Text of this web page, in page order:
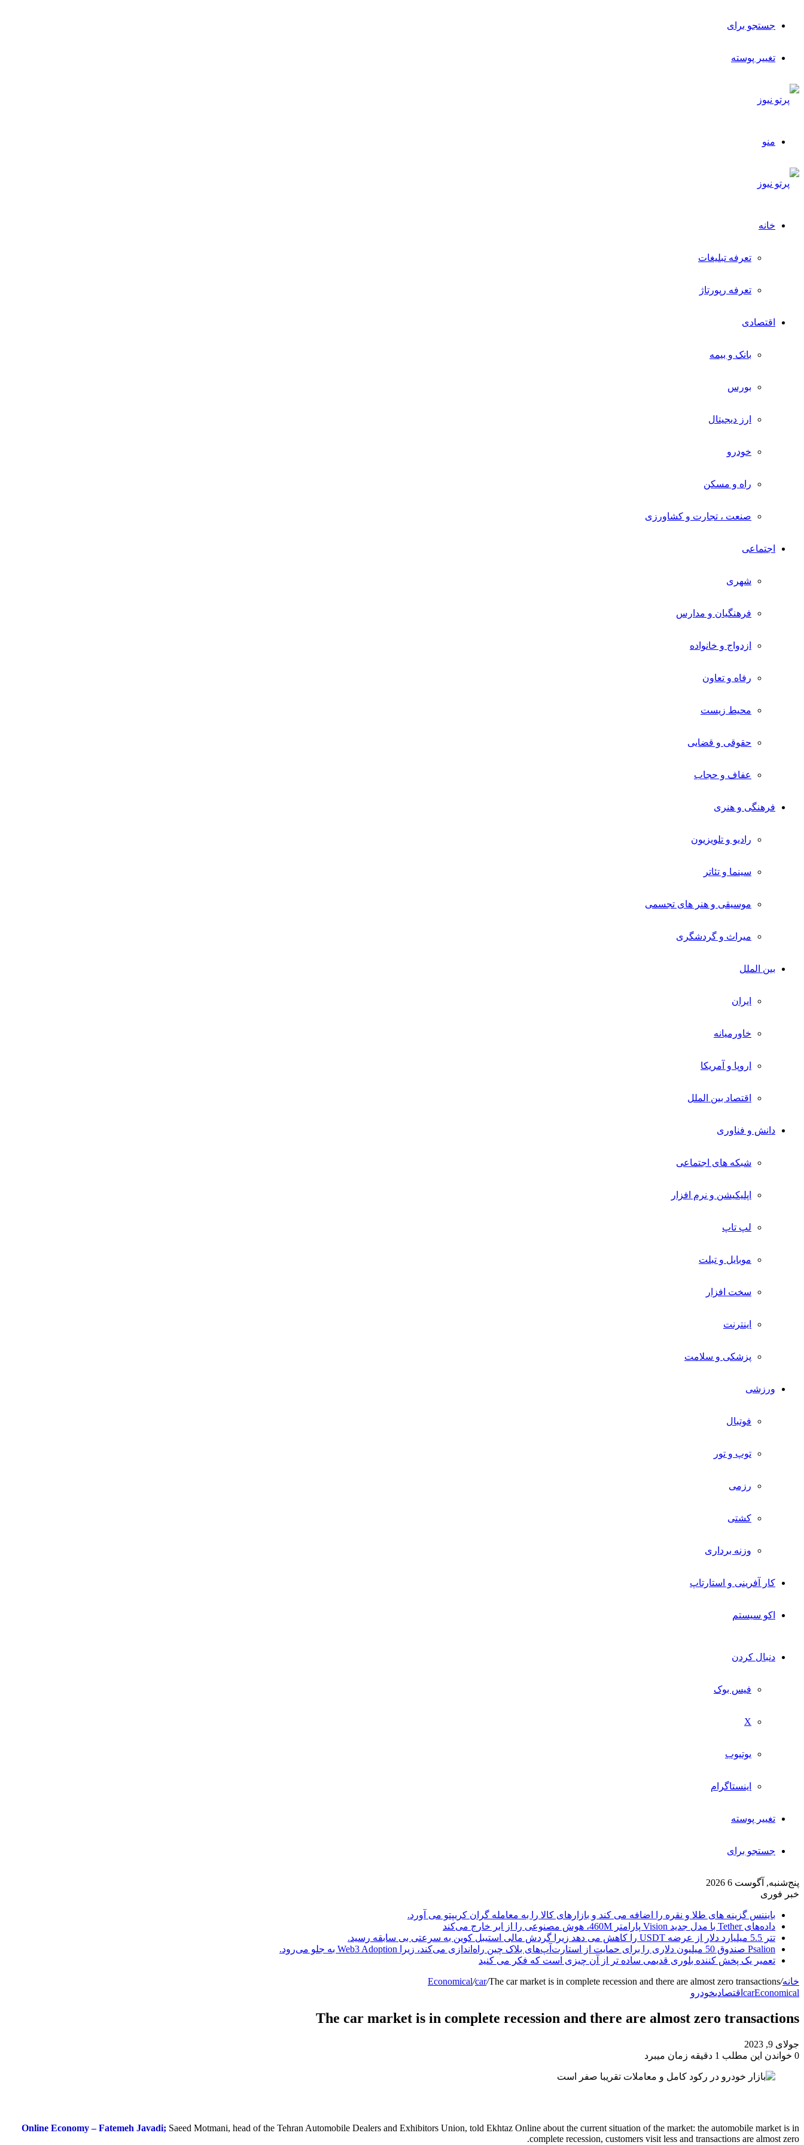
جستجو برای
تغییر پوسته
منو
خانه
تعرفه تبلیغات
تعرفه رپورتاژ
اقتصادی
بانک و بیمه
بورس
ارز دیجیتال
خودرو
راه و مسکن
صنعت ، تجارت و کشاورزی
اجتماعی
شهری
فرهنگیان و مدارس
ازدواج و خانواده
رفاه و تعاون
محیط زیست
حقوقی و قضایی
عفاف و حجاب
فرهنگی و هنری
رادیو و تلویزیون
سینما و تئاتر
موسیقی و هنر های تجسمی
میراث و گردشگری
بین الملل
ایران
خاورمیانه
اروپا و آمریکا
اقتصاد بین الملل
دانش و فناوری
شبکه های اجتماعی
اپلیکیشن و نرم افزار
لپ تاپ
موبایل و تبلت
سخت افزار
اینترنت
پزشکی و سلامت
ورزشی
فوتبال
توپ و تور
رزمی
کشتی
وزنه برداری
کار آفرینی و استارتاپ
اکو سیستم
دنبال کردن
فیس بوک
X
یوتیوب
اینستاگرام
تغییر پوسته
جستجو برای
پنج‌شنبه, آگوست 6 2026
خبر فوری
بایننس گزینه های طلا و نقره را اضافه می کند و بازارهای کالا را به معامله گران کریپتو می آورد.
داده‌های Tether با مدل جدید Vision پارامتر 460M، هوش مصنوعی را از ابر خارج می‌کند
تتر 5.5 میلیارد دلار از عرضه USDT را کاهش می دهد زیرا گردش مالی استیبل کوین به سرعتی بی سابقه رسید.
Psalion صندوق 50 میلیون دلاری را برای حمایت از استارت‌آپ‌های بلاک چین راه‌اندازی می‌کند، زیرا Web3 Adoption به جلو می‌رود.
تعمیر یک پخش کننده بلوری قدیمی ساده تر از آن چیزی است که فکر می کنید
خانه/
Economical/car/The car market is in complete recession and there are almost zero transactions
carEconomical اقتصادیخودرو
The car market is in complete recession and there are almost zero transactions
جولای 9, 2023
0 خواندن این مطلب 1 دقیقه زمان میبرد
Online Economy – Fatemeh Javadi; Saeed Motmani, head of the Tehran Automobile Dealers and Exhibitors Union, told Ekhtaz Online about the current situation of the market: the automobile market is in
complete recession, customers visit less and transactions are almost zero.